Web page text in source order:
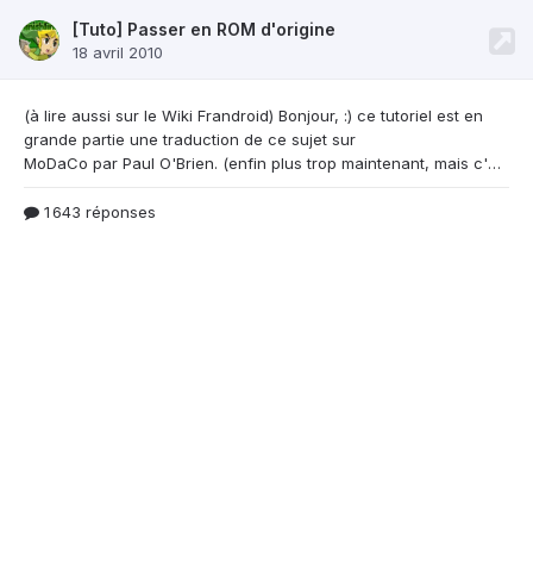
[Tuto] Passer en ROM d'origine
18 avril 2010
(à lire aussi sur le Wiki Frandroid) Bonjour, :) cetutoriel est en
grande partie une traduction de ce sujet sur
MoDaCo par Paul O'Brien. (enfin plus trop maintenant, mais c'est parti de là) Vous avez acheté votre téléphone chez Orange ? Votre téléphone semble avoir été modifié par votre opérateur ? Vous voulez avoir la version d'Android livrée avec le HTC Desire nu ? Suivez ce guide. Matériel requis: Une carte microSD, de n'importe quelle taille (voir tout en bas pour la liste des cartes q
1 643 réponses